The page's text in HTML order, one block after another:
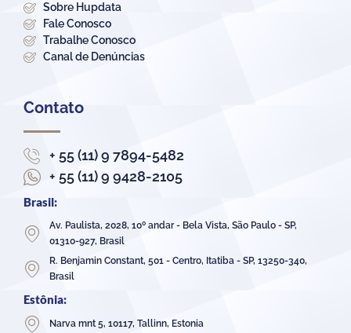
Sobre Hupdata
Fale Conosco
Trabalhe Conosco
Canal de Denúncias
Contato
+ 55 (11) 9 7894-5482
+ 55 (11) 9 9428-2105
Brasil:
Av. Paulista, 2028, 10º andar - Bela Vista, São Paulo - SP,
01310-927, Brasil
R. Benjamin Constant, 501 - Centro, Itatiba - SP, 13250-340,
Brasil
Estônia:
Narva mnt 5, 10117, Tallinn, Estonia